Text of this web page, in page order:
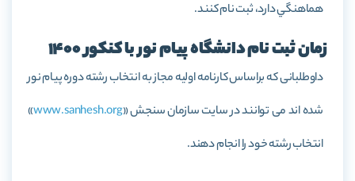
هماهنگي دارد، ثبت نام كنند.
زمان ثبت نام دانشگاه پیام نور با کنکور 1400
داوطلبانی که براساس کارنامه اولیه مجاز به انتخاب رشته دوره پیام نور
شده اند می توانند در سایت سازمان سنجش «www.sanhesh.org
»
انتخاب رشته خود را انجام دهند.